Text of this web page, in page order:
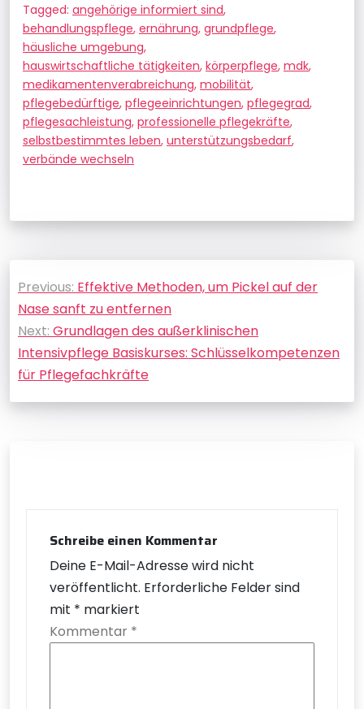
Tagged: angehörige informiert sind,
behandlungspflege, ernährung, grundpflege,
häusliche umgebung,
hauswirtschaftliche tätigkeiten, körperpflege, mdk,
medikamentenverabreichung, mobilität,
pflegebedürftige, pflegeeinrichtungen, pflegegrad,
pflegesachleistung, professionelle pflegekräfte,
selbstbestimmtes leben, unterstützungsbedarf,
verbände wechseln
Beitragsnavigation
Previous: Effektive Methoden, um Pickel auf der
Nase sanft zu entfernen
Next: Grundlagen des außerklinischen
Intensivpflege Basiskurses: Schlüsselkompetenzen
für Pflegefachkräfte
Schreibe einen Kommentar
Deine E-Mail-Adresse wird nicht
veröffentlicht. Erforderliche Felder sind
mit * markiert
Kommentar *